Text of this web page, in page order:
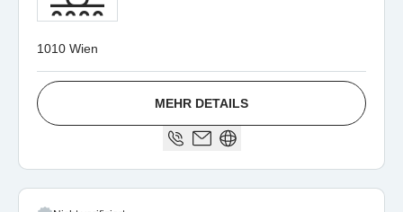
1010 Wien
MEHR DETAILS